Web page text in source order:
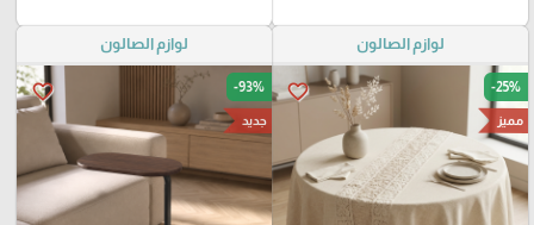
لوازم الصالون
favorite_border -25%
مميز
لوازم الصالون
favorite_border -93%
جديد